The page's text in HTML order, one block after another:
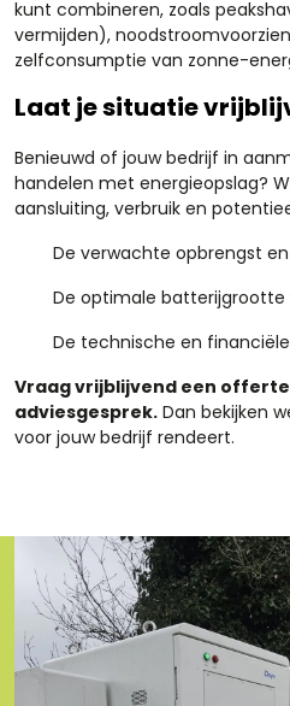
kunt combineren, zoals
vermijden),
zelfconsumptie van zonne-
Laat je situatie
Benieuwd of jouw bedrijf in
handelen met energieopslag?
aansluiting, verbruik en
De verwachte opbrengst
De optimale batterijgrootte
De technische en
Vraag vrijblijvend een
adviesgesprek. Dan bekijken
voor jouw bedrijf rendeert.